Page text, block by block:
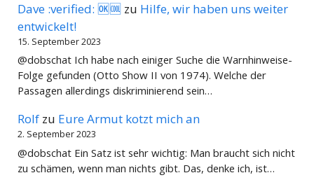
Dave :verified: 🆗🆒 zu Hilfe, wir haben uns weiter
entwickelt!
15. September 2023
@dobschat Ich habe nach einiger Suche die Warnhinweise-
Folge gefunden (Otto Show II von 1974). Welche der
Passagen allerdings diskriminierend sein…
Rolf zu Eure Armut kotzt mich an
2. September 2023
@dobschat Ein Satz ist sehr wichtig: Man braucht sich nicht
zu schämen, wenn man nichts gibt. Das, denke ich, ist…